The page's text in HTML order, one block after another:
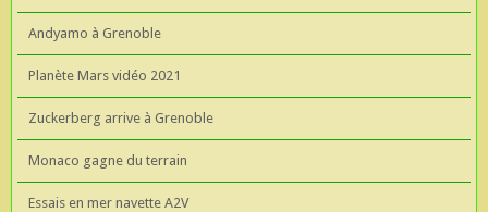
Andyamo à Grenoble
Planète Mars vidéo 2021
Zuckerberg arrive à Grenoble
Monaco gagne du terrain
Essais en mer navette A2V